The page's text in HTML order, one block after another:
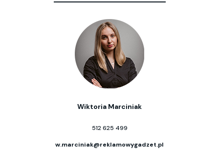
Wiktoria Marciniak
512 625 499
w.marciniak@reklamowygadzet.pl